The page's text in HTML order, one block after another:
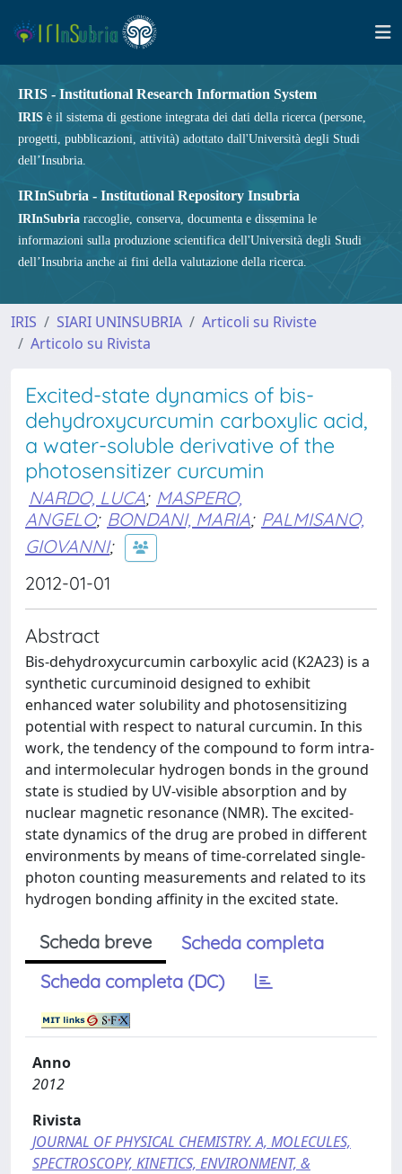
IRIS - Institutional Research Information System
IRIS è il sistema di gestione integrata dei dati della ricerca (persone,
progetti, pubblicazioni, attività) adottato dall'Università degli Studi
dell’Insubria.
IRInSubria - Institutional Repository Insubria
IRInSubria raccoglie, conserva, documenta e dissemina le
informazioni sulla produzione scientifica dell'Università degli Studi
dell’Insubria anche ai fini della valutazione della ricerca.
IRIS SIARI UNINSUBRIA
Articoli su Riviste
Articolo su Rivista
Excited-state dynamics of bis-
dehydroxycurcumin carboxylic acid,
a water-soluble derivative of the
photosensitizer curcumin
NARDO, LUCA; MASPERO,
ANGELO; BONDANI, MARIA; PALMISANO,
GIOVANNI;
2012-01-01
Abstract
Bis-dehydroxycurcumin carboxylic acid (K2A23) is a
synthetic curcuminoid designed to exhibit
enhanced water solubility and photosensitizing
potential with respect to natural curcumin. In this
work, the tendency of the compound to form intra-
and intermolecular hydrogen bonds in the ground
state is studied by UV-visible absorption and by
nuclear magnetic resonance (NMR). The excited-
state dynamics of the drug are probed in different
environments by means of time-correlated single-
photon counting measurements and related to its
hydrogen bonding affinity in the excited state.
Scheda breve
Scheda completa
Scheda completa (DC)
Anno
2012
Rivista
JOURNAL OF PHYSICAL CHEMISTRY. A, MOLECULES,
SPECTROSCOPY, KINETICS, ENVIRONMENT, &